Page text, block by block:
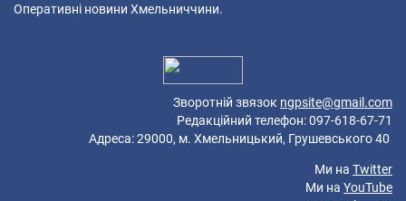
Оперативні новини Хмельниччини.
Зворотній звязок ngpsite@gmail.com
Редакційний телефон: 097-618-67-71
Адреса: 29000, м. Хмельницький, Грушевського 40
Ми на Twitter
Ми на YouTube